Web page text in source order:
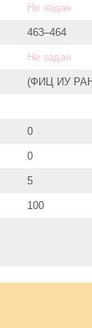
Не задан
463–464
Не задан
(ФИЦ ИУ
0
0
5
100